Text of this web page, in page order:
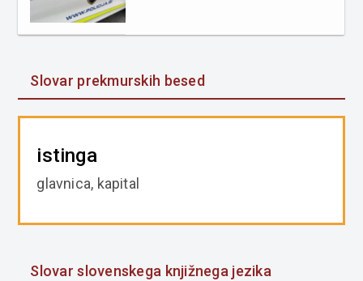
Slovar prekmurskih besed
istinga
glavnica, kapital
Slovar slovenskega knjižnega jezika